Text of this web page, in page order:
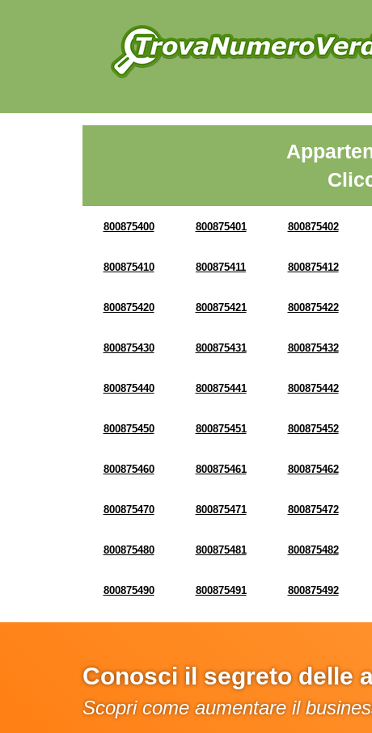
800875400 800875401 800875402
800875410 800875411 800875412
800875420 800875421 800875422
800875430 800875431 800875432
800875440 800875441 800875442
800875450 800875451 800875452
800875460 800875461 800875462
800875470 800875471 800875472
800875480 800875481 800875482
800875490 800875491 800875492
Conosci il segreto delle
Scopri come aumentare il